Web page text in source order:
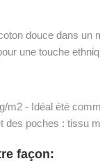
douce dans un
une touche
m2 - Idéal été
des poches : tissu
façon: